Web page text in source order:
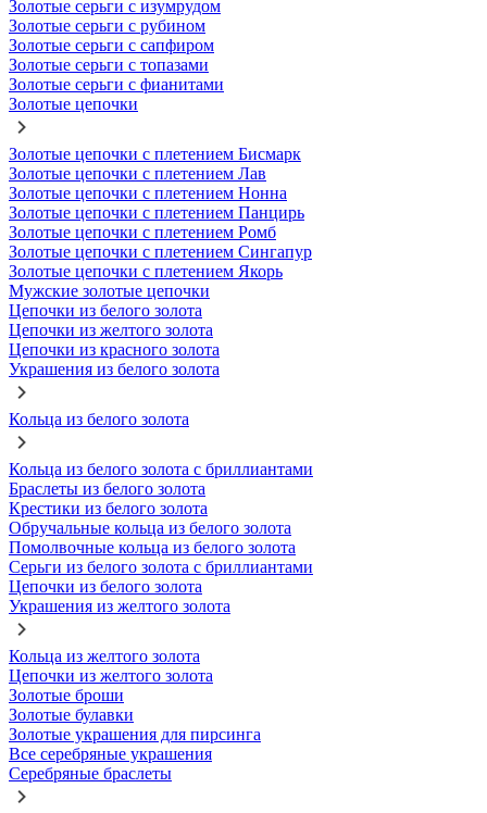
Золотые серьги с изумрудом
Золотые серьги с рубином
Золотые серьги с сапфиром
Золотые серьги с топазами
Золотые серьги с фианитами
Золотые цепочки
Золотые цепочки с плетением Бисмарк
Золотые цепочки с плетением Лав
Золотые цепочки с плетением Нонна
Золотые цепочки с плетением Панцирь
Золотые цепочки с плетением Ромб
Золотые цепочки с плетением Сингапур
Золотые цепочки с плетением Якорь
Мужские золотые цепочки
Цепочки из белого золота
Цепочки из желтого золота
Цепочки из красного золота
Украшения из белого золота
Кольца из белого золота
Кольца из белого золота с бриллиантами
Браслеты из белого золота
Крестики из белого золота
Обручальные кольца из белого золота
Помолвочные кольца из белого золота
Серьги из белого золота с бриллиантами
Цепочки из белого золота
Украшения из желтого золота
Кольца из желтого золота
Цепочки из желтого золота
Золотые броши
Золотые булавки
Золотые украшения для пирсинга
Все серебряные украшения
Серебряные браслеты